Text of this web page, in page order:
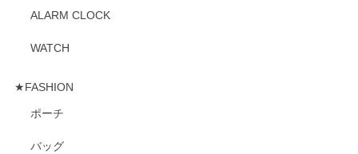
ALARM CLOCK
WATCH
★FASHION
ポーチ
バッグ